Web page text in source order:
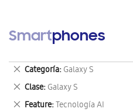
Smartphones
Categoría Galaxy S
Eliminar
este
artículo
Clase Galaxy S
Eliminar
este
Feature Tecnología AI
Eliminar